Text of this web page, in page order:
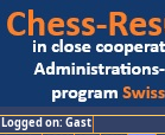
Logged on: Gast